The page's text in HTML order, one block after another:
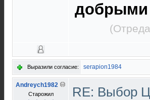
добрыми
Выразили согласие: serapion1984
Andreych1982
Старожил RE: Выбор